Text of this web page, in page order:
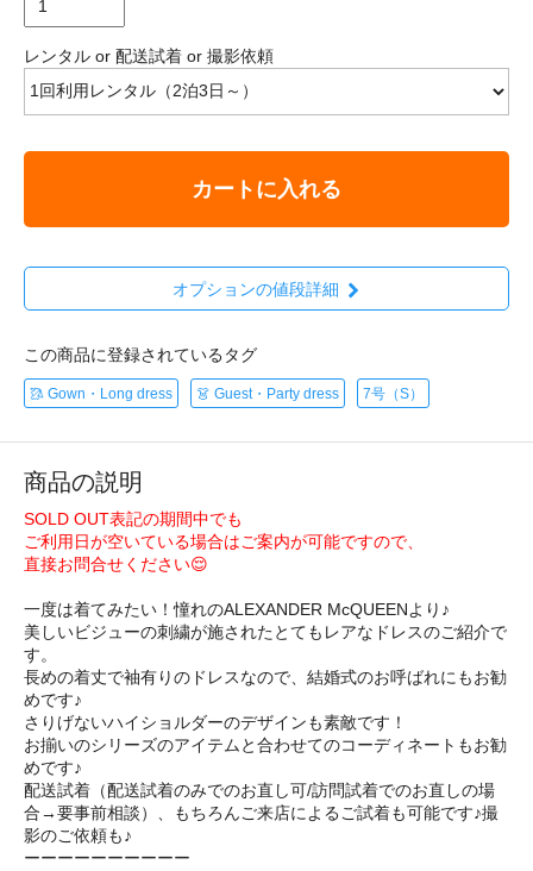
レンタル or 配送試着 or 撮影依頼
カートに入れる
オプションの値段詳細
この商品に登録されているタグ
🥻 Gown・Long dress 👗 Guest・Party dress 7号（S）
商品の説明
SOLD OUT表記の期間中でも
ご利用日が空いている場合はご案内が可能ですので、
直接お問合せください😌
一度は着てみたい！憧れのALEXANDER McQUEENより♪
美しいビジューの刺繍が施されたとてもレアなドレスのご紹介で
す。
長めの着丈で袖有りのドレスなので、結婚式のお呼ばれにもお勧
めです♪
さりげないハイショルダーのデザインも素敵です！
お揃いのシリーズのアイテムと合わせてのコーディネートもお勧
めです♪
配送試着（配送試着のみでのお直し可/訪問試着でのお直しの場
合→要事前相談）、もちろんご来店によるご試着も可能です♪撮
影のご依頼も♪
ーーーーーーーーーー